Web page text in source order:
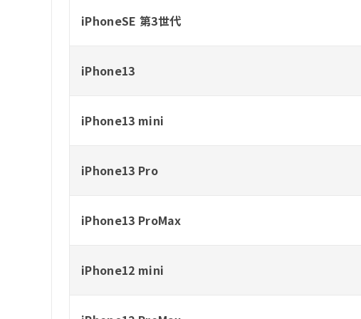
iPhoneSE 第3世代
iPhone13
iPhone13 mini
iPhone13 Pro
iPhone13 ProMax
iPhone12 mini